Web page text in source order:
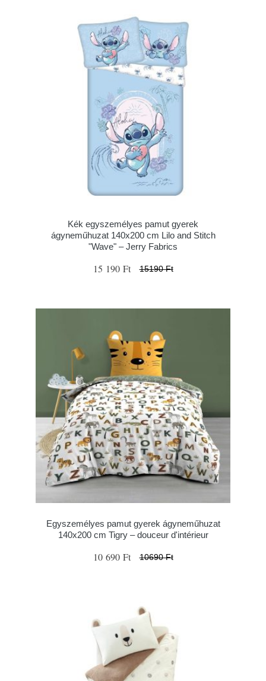
Kék egyszemélyes pamut gyerek
ágyneműhuzat 140x200 cm Lilo and Stitch
"Wave" – Jerry Fabrics
15 190 Ft 15190 Ft
Egyszemélyes pamut gyerek ágyneműhuzat
140x200 cm Tigry – douceur d'intérieur
10 690 Ft 10690 Ft